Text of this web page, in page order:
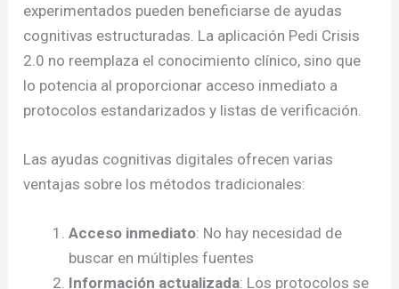
experimentados pueden beneficiarse de ayudas
cognitivas estructuradas. La aplicación Pedi Crisis
2.0 no reemplaza el conocimiento clínico, sino que
lo potencia al proporcionar acceso inmediato a
protocolos estandarizados y listas de verificación.
Las ayudas cognitivas digitales ofrecen varias
ventajas sobre los métodos tradicionales:
Acceso inmediato: No hay necesidad de
buscar en múltiples fuentes
Información actualizada: Los protocolos se